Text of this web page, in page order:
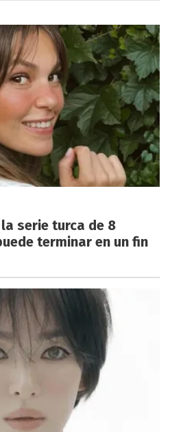
serie turca de 8
terminar en un fin